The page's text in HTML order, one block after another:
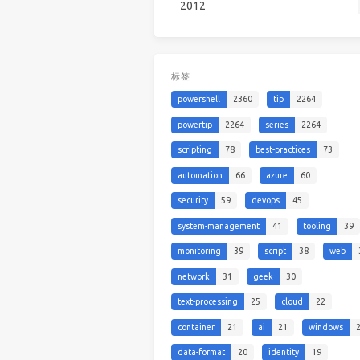
2012
标签
powershell 2360 tip 2264
powertip 2264 series 2264
scripting 78 best-practices 73
automation 66 azure 60
security 59 devops 45
system-management 41 tooling 39
monitoring 39 script 38 web
network 31 geek 30
text-processing 25 cloud 22
container 21 ai 21 windows
data-format 20 identity 19